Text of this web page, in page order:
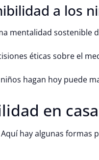
a los
mentalidad sostenible
éticas sobre el
hagan hoy puede
en casa
hay algunas formas